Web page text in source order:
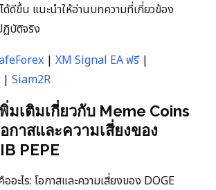
ได้ดีขึ้น แนะนำให้อ่านบทความที่เกี่ยวข้อง
บัติจริง
| XM Signal EA ฟรี|
| Siam2R
มเติมเกี่ยวกับ Meme Coins
กาสและความเสี่ยงของ
PEPE
ะไร: โอกาสและความเสี่ยงของ DOGE